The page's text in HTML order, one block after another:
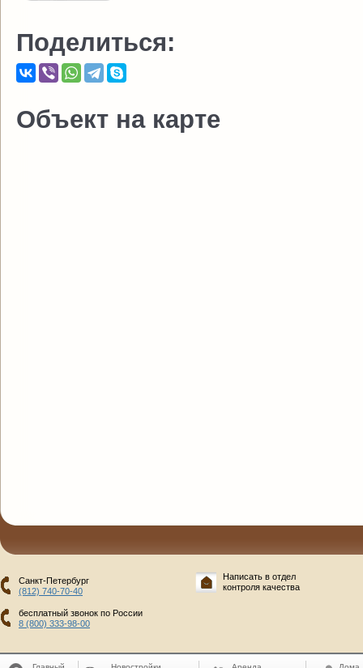
Поделиться:
Объект на карте
Санкт-Петербург
(812) 740-70-40
бесплатный звонок по России
8 (800) 333-98-00
Написать в отдел
контроля качества